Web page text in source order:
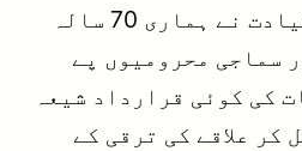
کیا ہماری مذہبی قیادت نے ہماری 70 سالہ
سماجی محرومیوں پے
کی کوئی قرارداد شیعہ
کر علاقے کی ترقی کے